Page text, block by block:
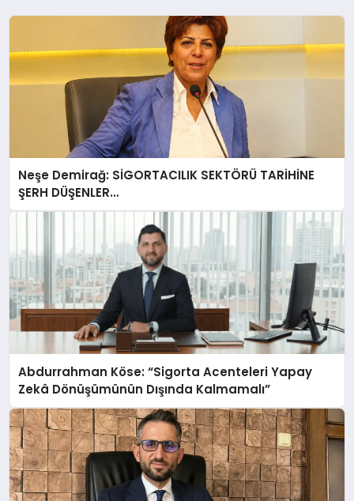
Neşe Demirağ: SİGORTACILIK SEKTÖRÜ TARİHİNE
ŞERH DÜŞENLER…
Abdurrahman Köse: “Sigorta Acenteleri Yapay
Zekâ Dönüşümünün Dışında Kalmamalı”